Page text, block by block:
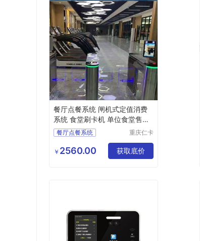
餐厅点餐系统 闸机式定值消费
系统 食堂刷卡机 单位食堂售饭
机餐厅点餐系统
餐厅点餐系统供应商
重庆仁卡
公司
￥ 2560.00 获取底价